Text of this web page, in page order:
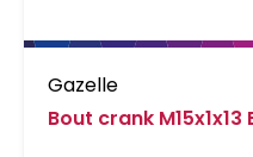
Gazelle
Bout crank